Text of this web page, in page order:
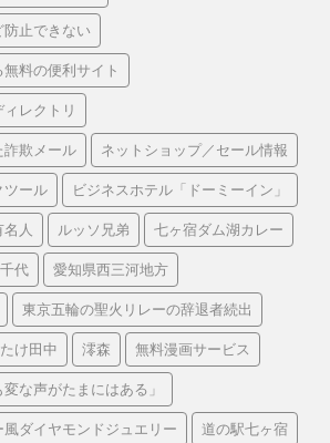
防止できない
料の便利サイト
レクトリ
詐欺メール ネットショップ／セール情報
ツール ビジネスホテル「ドーミーイン」
人 ルッソ兄弟 七ヶ宿ダム湖カレー
代 愛知県西三河地方
東京五輪の聖火リレーの辞退者続出
け田中 澪森 無料漫画サービス
な声がたまにはある」
ダイヤモンドジュエリー 道の駅七ヶ宿